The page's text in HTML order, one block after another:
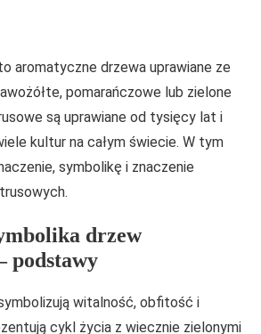
aromatyczne drzewa uprawiane ze
pomarańczowe lub zielone
są uprawiane od tysięcy lat i
kultur na całym świecie. W tym
symbolikę i znaczenie
drzew
podstawy
witalność, obfitość i
cykl życia z wiecznie zielonymi